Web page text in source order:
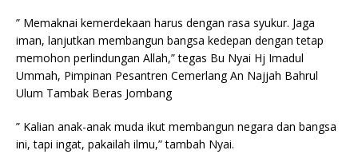
” Memaknai kemerdekaan harus dengan rasa syukur. Jaga
iman, lanjutkan membangun bangsa kedepan dengan tetap
memohon perlindungan Allah,” tegas Bu Nyai Hj Imadul
Ummah, Pimpinan Pesantren Cemerlang An Najjah Bahrul
Ulum Tambak Beras Jombang
” Kalian anak-anak muda ikut membangun negara dan bangsa
ini, tapi ingat, pakailah ilmu,” tambah Nyai.